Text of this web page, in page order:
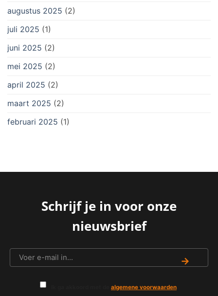
augustus 2025 (2)
juli 2025 (1)
juni 2025 (2)
mei 2025 (2)
april 2025 (2)
maart 2025 (2)
februari 2025 (1)
Schrijf je in voor onze
nieuwsbrief
→
algemene voorwaarden